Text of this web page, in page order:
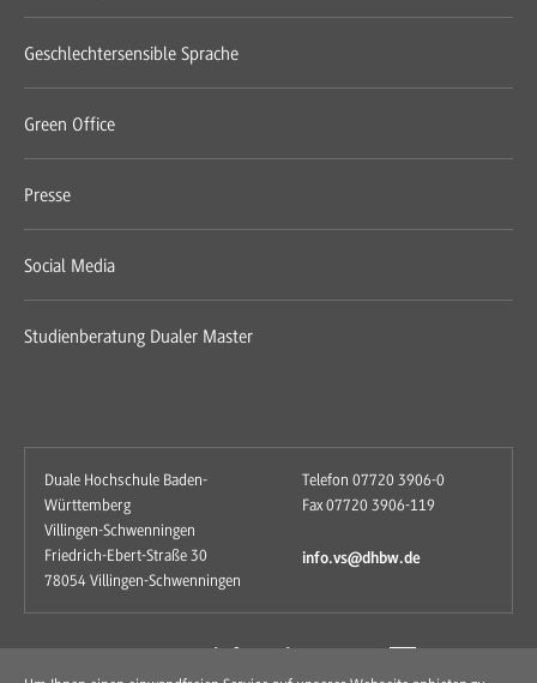
Geschlechtersensible Sprache
Green Office
Presse
Social Media
Studienberatung Dualer Master
Duale Hochschule Baden-
Württemberg
Villingen-Schwenningen
Friedrich-Ebert-Straße 30
78054 Villingen-Schwenningen
Telefon 07720 3906-0
Fax 07720 3906-119
info.vs@dhbw.de